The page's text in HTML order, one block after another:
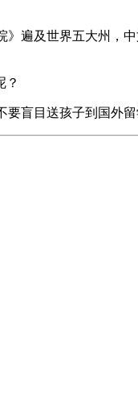
遍及世界五大州，
？
盲目送孩子到国外留